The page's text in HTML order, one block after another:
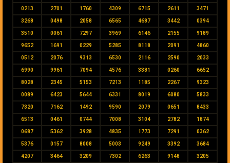
0213 2701 1760 4309 6715 2611 3471
3268 0498 2058 6565 4687 3442 0394
3510 0061 7297 3969 6146 2155 9189
9652 1691 0229 5285 8118 2091 4860
0512 2076 9313 6530 2116 2590 2033
6990 9961 7094 4576 3381 0260 6652
8028 2345 5153 7213 1185 2267 9323
0089 6423 5644 6331 8019 6080 5833
7320 7162 1492 9590 2079 0651 8433
6513 0461 0744 7008 3104 2782 1874
0687 5362 3928 4835 1773 7291 0362
5376 0157 8008 5003 9249 3392 3684
4207 3464 3209 7302 6263 9148 3205